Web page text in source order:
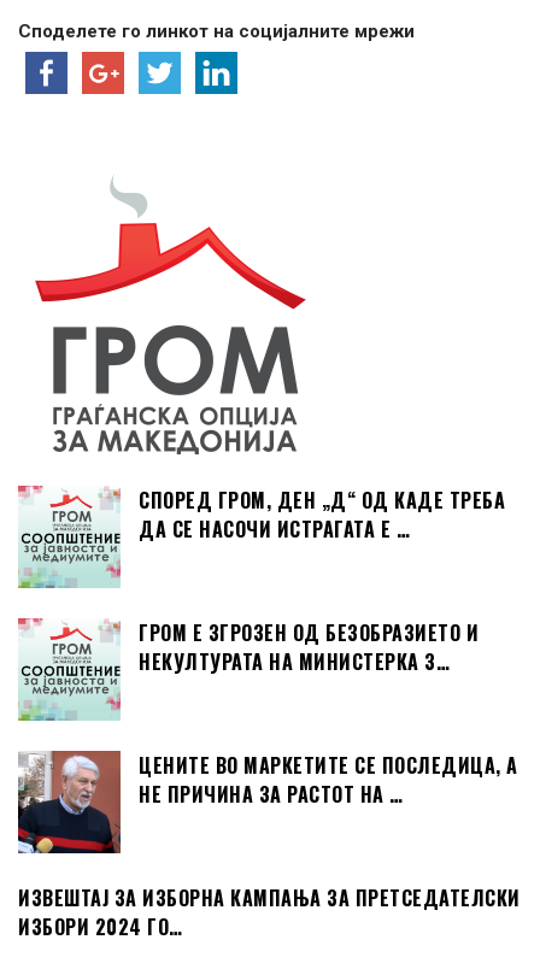
Споделете го линкот на социјалните мрежи
СПОРЕД ГРОМ, ДЕН „Д“ ОД КАДЕ ТРЕБА
ДА СЕ НАСОЧИ ИСТРАГАТА Е …
ГРОМ Е ЗГРОЗЕН ОД БЕЗОБРАЗИЕТО И
НЕКУЛТУРАТА НА МИНИСТЕРКА З…
ЦЕНИТЕ ВО МАРКЕТИТЕ СЕ ПОСЛЕДИЦА, А
НЕ ПРИЧИНА ЗА РАСТОТ НА …
ИЗВЕШТАЈ ЗА ИЗБОРНА КАМПАЊА ЗА ПРЕТСЕДАТЕЛСКИ
ИЗБОРИ 2024 ГО…